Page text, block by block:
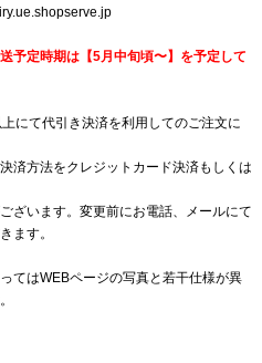
予定時期は【5月中旬頃〜】を予定して
にて代引き決済を利用してのご注文に
済方法をクレジットカード決済もしくは
ざいます。変更前にお電話、メールにて
ます。
てはWEBページの写真と若干仕様が異